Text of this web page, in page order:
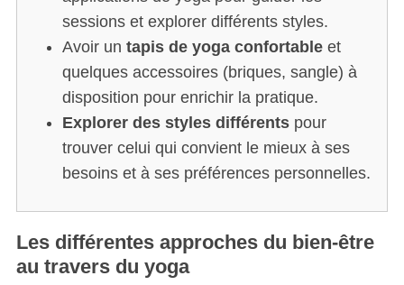
sessions et explorer différents styles.
Avoir un tapis de yoga confortableet
quelques accessoires (briques, sangle) à
disposition pour enrichir la pratique.
Explorer des styles différentspour
trouver celui qui convient le mieux à ses
besoins et à ses préférences personnelles.
Les différentes approches du bien-être
au travers du yoga